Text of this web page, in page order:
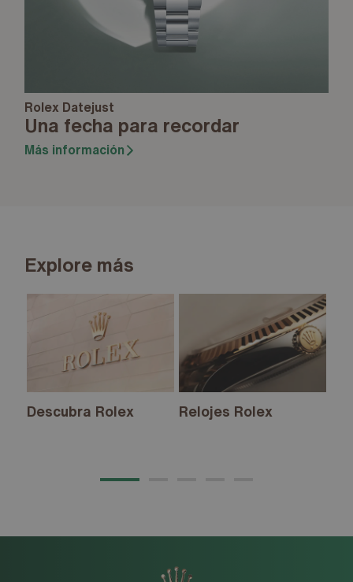
Rolex Datejust
Una fecha para recordar
Más información
Explore más
Descubra Rolex Relojes Rolex